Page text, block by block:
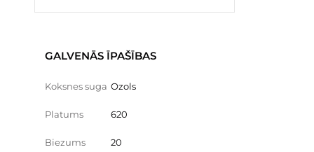
GALVENĀS ĪPAŠĪBAS
Koksnes suga Ozols
Platums 620
Biezums 20